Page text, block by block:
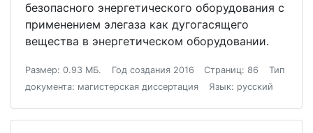
безопасного энергетического оборудования с
применением элегаза как дугогасящего
вещества в энергетическом оборудовании.
Размер: 0.93 МБ. Год создания 2016 Страниц: 86
Тип
документа: магистерская диссертация
Язык: русский